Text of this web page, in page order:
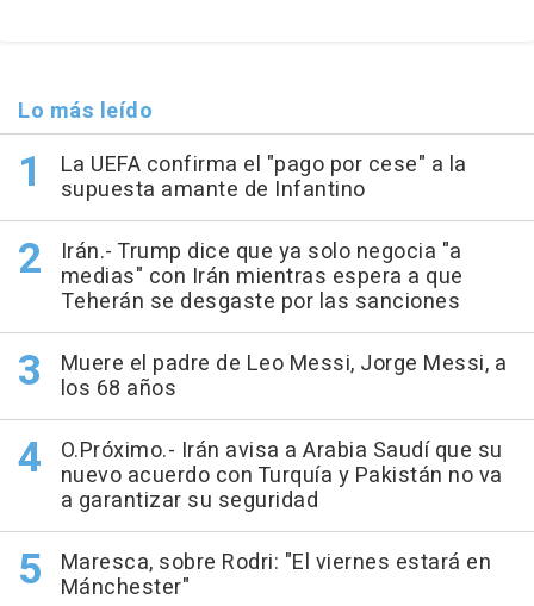
Lo más leído
La UEFA confirma el "pago por cese" a la
supuesta amante de Infantino
Irán.- Trump dice que ya solo negocia "a
medias" con Irán mientras espera a que
Teherán se desgaste por las sanciones
Muere el padre de Leo Messi, Jorge Messi, a
los 68 años
O.Próximo.- Irán avisa a Arabia Saudí que su
nuevo acuerdo con Turquía y Pakistán no va
a garantizar su seguridad
Maresca, sobre Rodri: "El viernes estará en
Mánchester"